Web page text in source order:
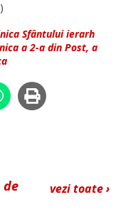
)
Sfântului ierarh
a 2-a din Post, a
vezi toate ›
de